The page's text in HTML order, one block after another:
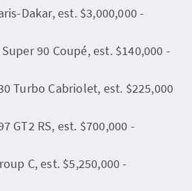
Dakar, est. $3,000,000 -
90 Coupé, est. $140,000 -
Turbo Cabriolet, est. $225,000
GT2 RS, est. $700,000 -
C, est. $5,250,000 -